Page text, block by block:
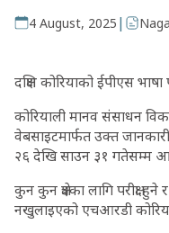
4 August, 2025 |
दक्षिण कोरियाको ईपीएस
कोरियाली मानव संसाधन
वेबसाइटमार्फत उक्त
२६ देखि साउन ३१ गतेसम्म
कुन कुन क्षेत्रका लागि परीक्षा
नखुलाइएको एचआरडी